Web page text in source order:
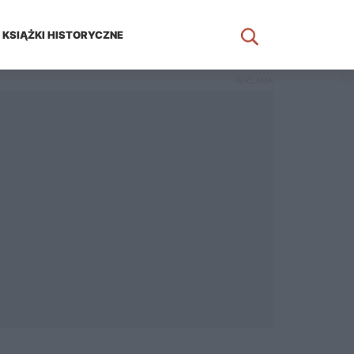
KSIĄŻKI HISTORYCZNE